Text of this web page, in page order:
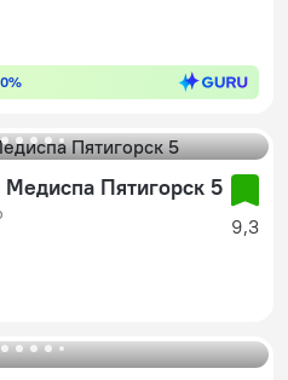
Пятигорск 5
9,3